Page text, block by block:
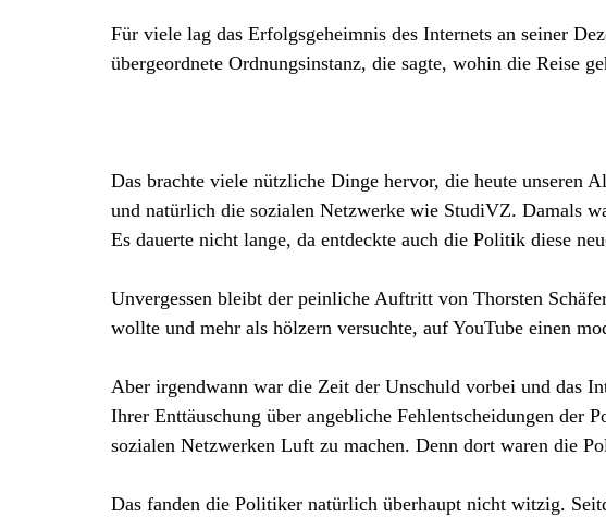
Für viele lag das Erfolgsgeheimnis des Internets an seiner
übergeordnete Ordnungsinstanz, die sagte, wohin die Reise
Das brachte viele nützliche Dinge hervor, die heute unseren
und natürlich die sozialen Netzwerke wie StudiVZ. Damals
Es dauerte nicht lange, da entdeckte auch die Politik diese
Unvergessen bleibt der peinliche Auftritt von Thorsten
wollte und mehr als hölzern versuchte, auf YouTube einen
Aber irgendwann war die Zeit der Unschuld vorbei und das
Ihrer Enttäuschung über angebliche Fehlentscheidungen der
sozialen Netzwerken Luft zu machen. Denn dort waren die
Das fanden die Politiker natürlich überhaupt nicht witzig.